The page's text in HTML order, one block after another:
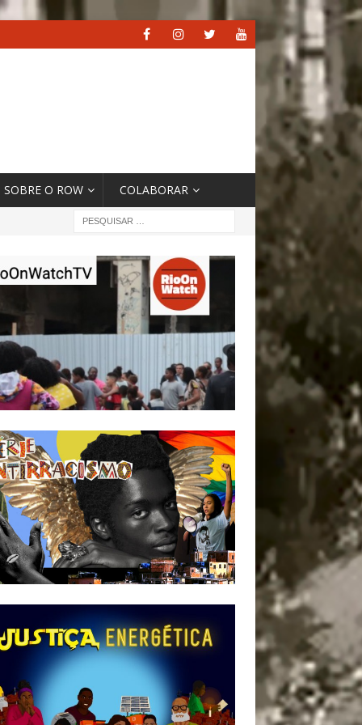
SOBRE O ROW COLABORAR